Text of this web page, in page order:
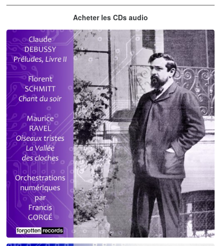
Acheter les CDs audio